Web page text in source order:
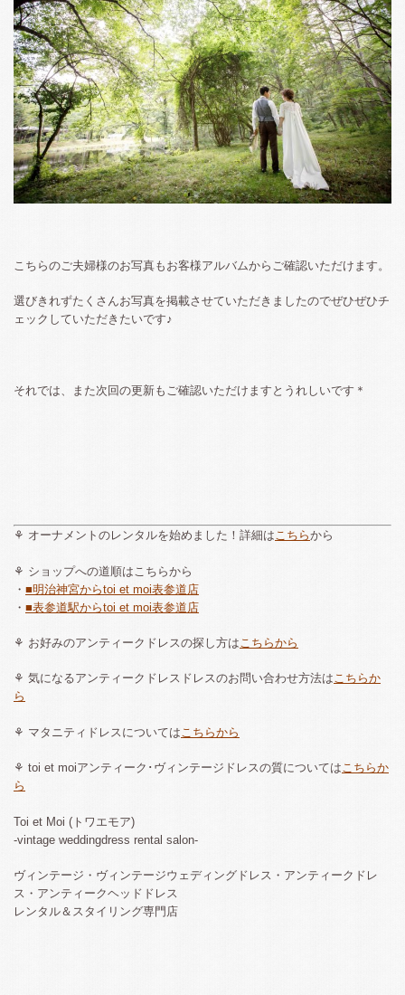
こちらのご夫婦様のお写真もお客様アルバムからご確認いただけます。
選びきれずたくさんお写真を掲載させていただきましたのでぜひぜひチ
ェックしていただきたいです♪
それでは、また次回の更新もご確認いただけますとうれしいです＊
⚘ オーナメントのレンタルを始めました！詳細はこちらから
⚘ ショップへの道順はこちらから
・ ■明治神宮からtoi et moi表参道店
・ ■表参道駅からtoi et moi表参道店
⚘ お好みのアンティークドレスの探し方は こちらから
⚘ 気になるアンティークドレスドレスのお問い合わせ方法はこちらか
ら
⚘ マタニティドレスについては こちらから
⚘ toi et moiアンティーク･ヴィンテージドレスの質についてはこちらか
ら
Toi et Moi (トワエモア)
-vintage weddingdress rental salon-
ヴィンテージ・ヴィンテージウェディングドレス・アンティークドレ
ス・アンティークヘッドドレス
レンタル＆スタイリング専門店